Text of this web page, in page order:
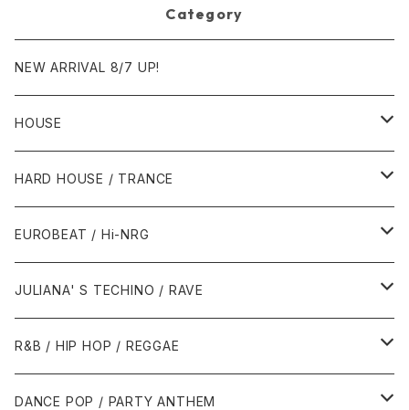
Category
NEW ARRIVAL 8/7 UP!
HOUSE
1980年代
1987年・以前
1988年
1990年代
1990年
1991年
2000年代
2000年
2001年
2010年代
2010年
HARD HOUSE / TRANCE
1990年代
1994年・以前
1995年
2000年代
2000年
2001年
EUROBEAT / Hi-NRG
1980年代
1986年・以前
1987年
1990年代
1990年
2000年代
JULIANA' S TECHINO / RAVE
1990年代
1990年
2000年代
R&B / HIP HOP / REGGAE
1980年代
DANCE POP / PARTY ANTHEM